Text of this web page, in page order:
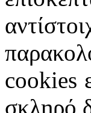
cookies
σκληρό